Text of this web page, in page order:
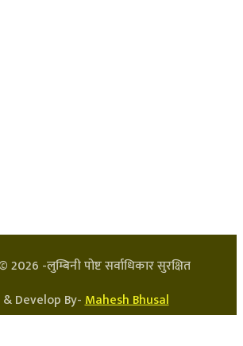
2026 -लुम्बिनी पोष्ट सर्वाधिकार सुरक्षित
& Develop By-Mahesh Bhusal